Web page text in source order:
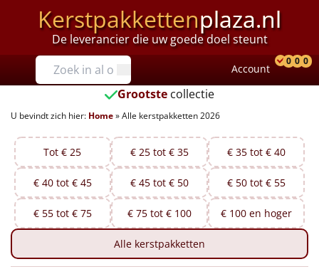
Kerstpakkettenplaza.nl
De leverancier die uw goede doel steunt
Prijzen
Tot €25
€25 tot €35
€35 tot €40
€40 tot €45
€45 tot €50
€50 tot €55
Account
0 0 0
Grootste collectie
U bevindt zich hier: Home»Alle kerstpakketten 2026
Tot € 25 € 25 tot € 35 € 35 tot € 40
€ 40 tot € 45 € 45 tot € 50 € 50 tot € 55
€ 55 tot € 75 € 75 tot € 100 € 100 en hoger
Alle kerstpakketten